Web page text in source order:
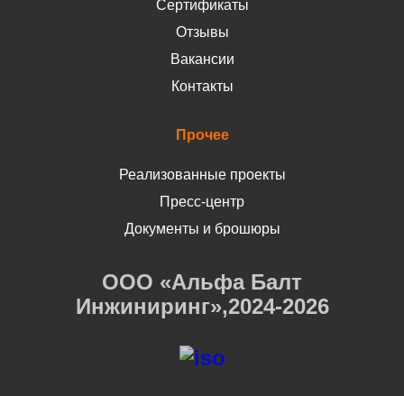
Сертификаты
Отзывы
Вакансии
Контакты
Прочее
Реализованные проекты
Пресс-центр
Документы и брошюры
ООО «Альфа Балт
Инжиниринг»,2024-2026